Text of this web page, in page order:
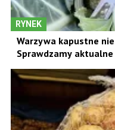
RYNEK
Warzywa kapustne
Sprawdzamy